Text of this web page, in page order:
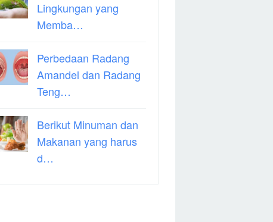
Lingkungan yang
Memba…
Perbedaan Radang
Amandel dan Radang
Teng…
Berikut Minuman dan
Makanan yang harus
d…